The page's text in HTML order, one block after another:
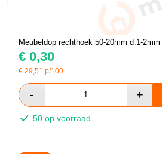
Meubeldop rechthoek 50-20mm d:1-2mm
€ 0,30
€29,51 p/100
50 op voorraad